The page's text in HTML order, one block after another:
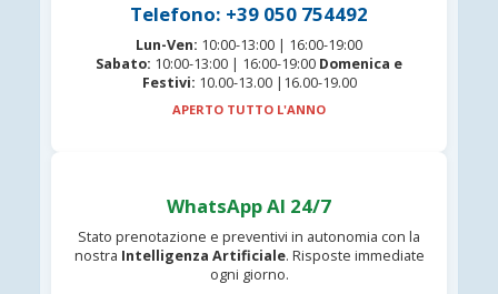
Telefono: +39 050 754492
Lun-Ven: 10:00-13:00 | 16:00-19:00
Sabato: 10:00-13:00 | 16:00-19:00 Domenica e
Festivi: 10.00-13.00 |16.00-19.00
APERTO TUTTO L'ANNO
WhatsApp AI 24/7
Stato prenotazione e preventivi in autonomia con la
nostra Intelligenza Artificiale. Risposte immediate
ogni giorno.